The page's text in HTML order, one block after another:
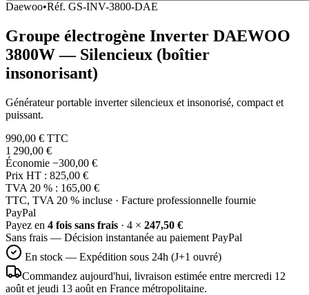
Daewoo•Réf. GS-INV-3800-DAE
Groupe électrogène Inverter DAEWOO
3800W — Silencieux (boîtier
insonorisant)
Générateur portable inverter silencieux et insonorisé, compact et
puissant.
990,00 € TTC
1 290,00 €
Économie −300,00 €
Prix HT : 825,00 €
TVA 20 % : 165,00 €
TTC, TVA 20 % incluse · Facture professionnelle fournie
PayPal
Payez en 4 fois sans frais · 4 × 247,50 €
Sans frais — Décision instantanée au paiement PayPal
En stock — Expédition sous 24h (J+1 ouvré)
Commandez aujourd'hui, livraison estimée entre mercredi 12
août et jeudi 13 août en France métropolitaine.